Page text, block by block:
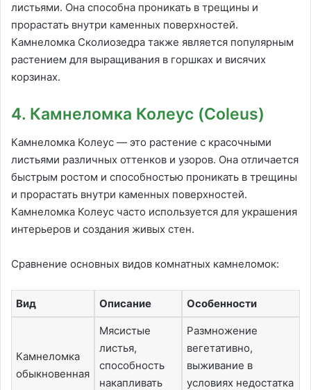
листьями. Она способна проникать в трещины и
прорастать внутри каменных поверхностей.
Камнеломка Сколиозедра также является популярным
растением для выращивания в горшках и висячих
корзинах.
4. Камнеломка Колеус (Coleus)
Камнеломка Колеус — это растение с красочными
листьями различных оттенков и узоров. Она отличается
быстрым ростом и способностью проникать в трещины
и прорастать внутри каменных поверхностей.
Камнеломка Колеус часто используется для украшения
интерьеров и создания живых стен.
Сравнение основных видов комнатных камнеломок:
Вид Описание Особенности
Камнеломка
обыкновенная
Мясистые
листья,
способность
накапливать
Размножение
вегетативно,
выживание в
условиях недостатка